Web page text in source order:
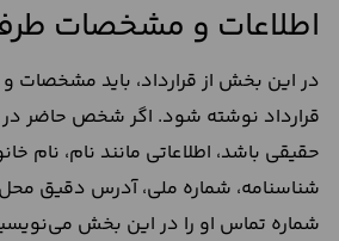
اطلاعات و مشخصات
در این بخش از قرارداد، باید مشخصات
قرارداد نوشته شود. اگر شخص حاضر
حقیقی باشد، اطلاعاتی مانند نام، نام
شناسنامه، شماره ملی، آدرس دقیق
شماره تماس او را در این بخش